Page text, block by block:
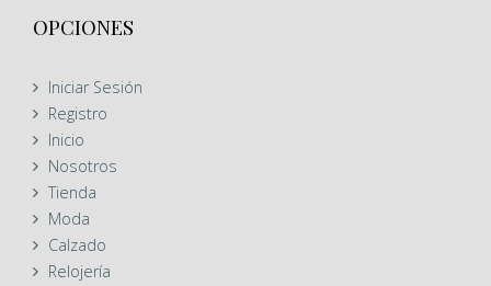
OPCIONES
Iniciar Sesión
Registro
Inicio
Nosotros
Tienda
Moda
Calzado
Relojería